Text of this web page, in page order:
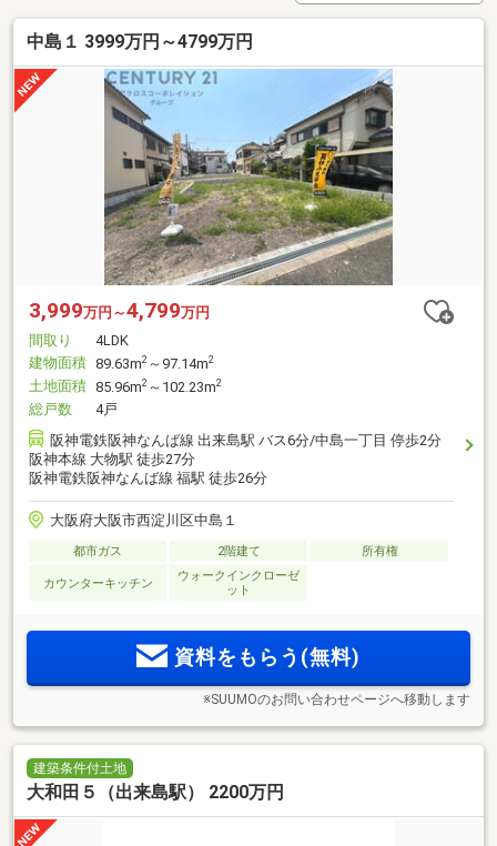
中島１ 3999万円～4799万円
3,999万円～4,799万円
間取り
4LDK
建物面積 89.63m2 ～97.14m2
土地面積 85.96m2 ～102.23m2
総戸数
4戸
阪神電鉄阪神なんば線 出来島駅 バス6分/中島一丁目 停歩2分
阪神本線 大物駅 徒歩27分
阪神電鉄阪神なんば線 福駅 徒歩26分
大阪府大阪市西淀川区中島１
都市ガス 2階建て 所有権
カウンターキッチン
ウォークインクローゼ
ット
資料をもらう(無料)
※SUUMOのお問い合わせページへ移動します
建築条件付土地
大和田５（出来島駅） 2200万円